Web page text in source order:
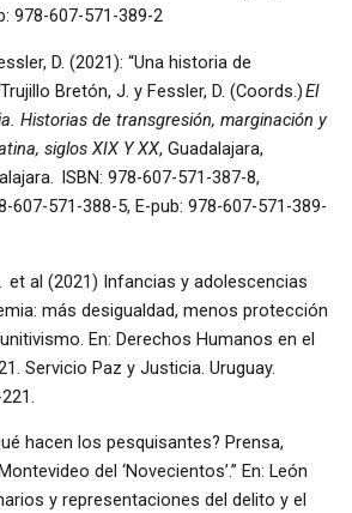
978-607-571-389-2
D. (2021): “Una historia de
Bretón, J. y Fessler, D. (Coords.)El
Historias de transgresión, marginación y
siglos XIX Y XX, Guadalajara,
ISBN: 978-607-571-387-8,
607-571-388-5, E-pub: 978-607-571-389-
et al (2021) Infancias y adolescencias
más desigualdad, menos protección
En: Derechos Humanos en el
Servicio Paz y Justicia. Uruguay.
hacen los pesquisantes? Prensa,
del ‘Novecientos’.” En: León
y representaciones del delito y el